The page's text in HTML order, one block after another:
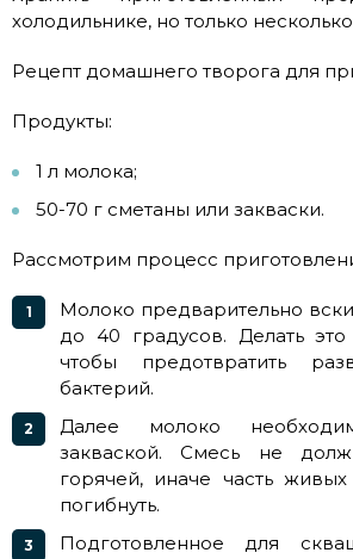
холодильнике, но только
Рецепт домашнего творога для
Продукты:
1 л молока;
50-70 г сметаны или закваски.
Рассмотрим процесс
Молоко предварительно
до 40 градусов. Делать
чтобы предотвратить
бактерий.
Далее молоко
закваской. Смесь не
горячей, иначе часть
погибнуть.
Подготовленное для